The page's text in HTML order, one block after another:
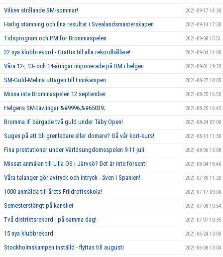
Vilken strålande SM-sommar! 2021-09-17 14:30
Härlig stämning och fina resultat i Svealandsmästerskapen 2021-09-14 17:30
Tidsprogram och PM för Brommaspelen 2021-09-08 15:51
22 nya klubbrekord - Grattis till alla rekordhållare! 2021-09-04 14:00
Våra 12-, 13- och 14-åringar imponerade på DM i helgen 2021-09-01 19:20
SM-Guld-Melina uttagen till Finnkampen 2021-08-27 18:05
Missa inte Brommaspelen 12 september 2021-08-25 16:50
Helgens SM-tävlingar &#9996;&#65039; 2021-08-25 16:45
Bromma IF bärgade två guld under Täby Open! 2021-08-24 07:00
Sugen på att bli grenledare eller domare? Gå vår kort-kurs! 2021-08-13 11:30
Fina prestationer under Världsungdomsspelen 9-11 juli 2021-08-06 13:08
Missat anmälan till Lilla OS i Järvsö? Det är inte försent! 2021-08-04 18:40
Våra talanger gör avtryck och intryck - även i Spanien! 2021-07-30 11:20
1000 anmälda till årets Friidrottsskola! 2021-07-17 09:00
Semesterstängt på kansliet 2021-07-08 10:54
Två distriktsrekord - på samma dag! 2021-07-07 10:35
15 nya klubbrekord 2021-06-24 13:00
Stockholmskampen inställd - flyttas till augusti 2021-06-08 13:04